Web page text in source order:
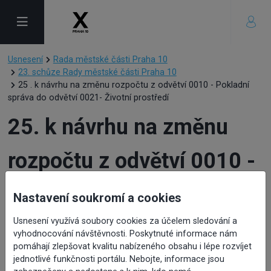
Usnesení
Rada městské části Praha 10
23. schůze Rady městské části Praha 10
25 . k návrhu na změnu rozpočtu z odvětví 0010 - Pokladní
správa do odvětví 0021- Životní prostředí
25. k návrhu na změnu
rozpočtu z odvětví 0010 -
Pokladní správa do
odvětví 0021- Životní
prostředí
Nastavení soukromí a cookies
Usnesení využívá soubory cookies za účelem sledování a
vyhodnocování návštěvnosti. Poskytnuté informace nám
pomáhají zlepšovat kvalitu nabízeného obsahu i lépe rozvíjet
jednotlivé funkčnosti portálu. Nebojte, informace jsou